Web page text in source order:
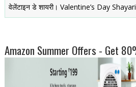
डे शायरी। Valentine’s Day Shayari In
Amazon Summer Offers - Get